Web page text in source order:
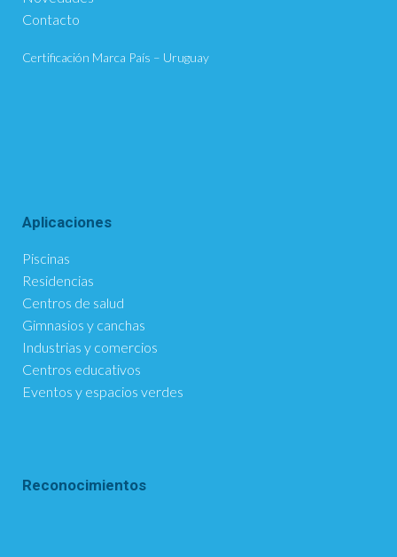
Contacto
Certificación Marca País – Uruguay
Aplicaciones
Piscinas
Residencias
Centros de salud
Gimnasios y canchas
Industrias y comercios
Centros educativos
Eventos y espacios verdes
Reconocimientos